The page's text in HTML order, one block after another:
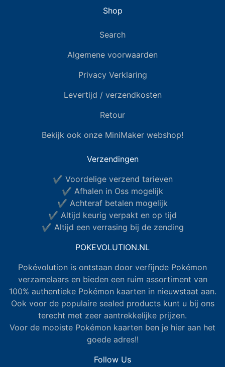
Shop
Search
Algemene voorwaarden
Privacy Verklaring
Levertijd / verzendkosten
Retour
Bekijk ook onze MiniMaker webshop!
Verzendingen
✔ Voordelige verzend tarieven
✔ Afhalen in Oss mogelijk
✔ Achteraf betalen mogelijk
✔ Altijd keurig verpakt en op tijd
✔ Altijd een verrasing bij de zending
POKEVOLUTION.NL
Pokévolution is ontstaan door verfijnde Pokémon
verzamelaars en bieden een ruim assortiment van
100% authentieke Pokémon kaarten in nieuwstaat aan.
Ook voor de populaire sealed products kunt u bij ons
terecht met zeer aantrekkelijke prijzen.
Voor de mooiste Pokémon kaarten ben je hier aan het
goede adres!!
Follow Us